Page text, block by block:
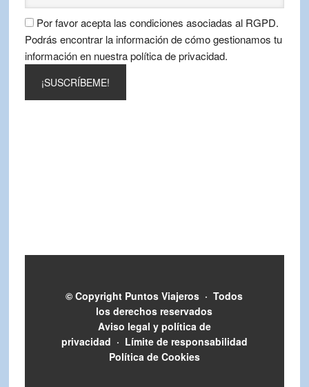
Por favor acepta las condiciones asociadas al RGPD.
Podrás encontrar la información de cómo gestionamos tu
información en nuestra política de privacidad.
© Copyright Puntos Viajeros · Todos
los derechos reservados
Aviso legal y política de
privacidad · Límite de responsabilidad
Política de Cookies